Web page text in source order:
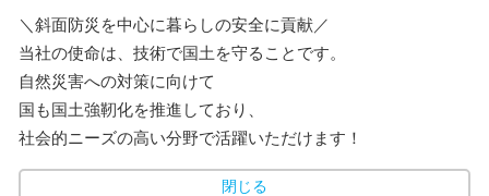
＼斜面防災を中心に暮らしの安全に貢献／
当社の使命は、技術で国土を守ることです。
自然災害への対策に向けて
国も国土強靭化を推進しており、
社会的ニーズの高い分野で活躍いただけます！
閉じる